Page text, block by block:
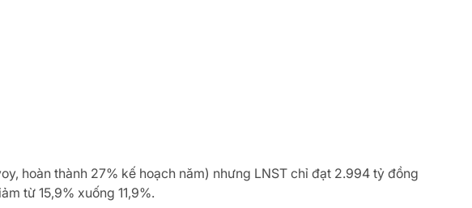
hoàn thành 27% kế hoạch năm) nhưng LNST chỉ đạt 2.994 tỷ đồng
từ 15,9% xuống 11,9%.